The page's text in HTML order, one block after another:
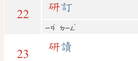
22
研訂
ㄧㄢ
ˊ
ㄉㄧㄥ
ˋ
23
研讀